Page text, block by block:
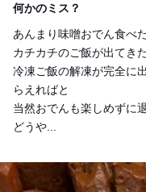
何かのミス？
あんまり味噌おでん食べ
カチカチのご飯が出てき
冷凍ご飯の解凍が完全に
らえればと
当然おでんも楽しめずに
どうや...